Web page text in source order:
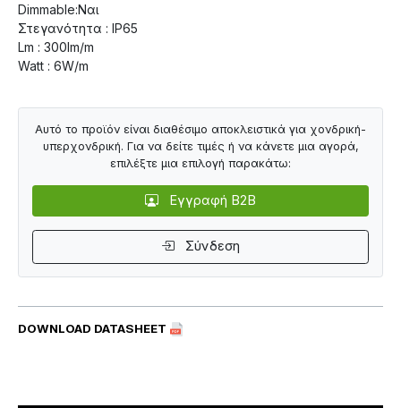
Dimmable:Ναι
Στεγανότητα : IP65
Lm : 300lm/m
Watt : 6W/m
DOWNLOAD DATASHEET
Αυτό το προϊόν είναι διαθέσιμο αποκλειστικά για χονδρική-
υπερχονδρική. Για να δείτε τιμές ή να κάνετε μια αγορά,
επιλέξτε μια επιλογή παρακάτω:
Εγγραφή B2B
Σύνδεση